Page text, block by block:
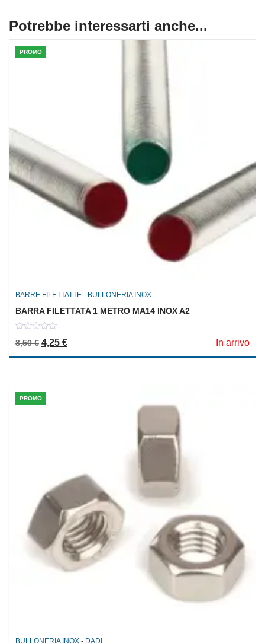
Potrebbe interessarti anche...
PROMO
BARRE FILETTATTE - BULLONERIA INOX
BARRA FILETTATA 1 METRO MA14 INOX A2
out
5
8,50€ Il prezzo originale era: 8,50 €.
4,25 €Il prezzo attuale è: 4,25 €. In arrivo
PROMO